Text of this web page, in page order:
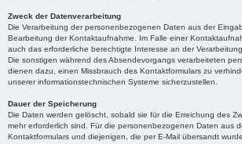
Zweck der Datenverarbeitung
Die Verarbeitung der personenbezogenen Daten aus der
Bearbeitung der Kontaktaufnahme. Im Falle einer
auch das erforderliche berechtigte Interesse an der
Die sonstigen während des Absendevorgangs verarbeiteten
dienen dazu, einen Missbrauch des Kontaktformulars zu
unserer informationstechnischen Systeme sicherzustellen.
Dauer der Speicherung
Die Daten werden gelöscht, sobald sie für die Erreichung des
mehr erforderlich sind. Für die personenbezogenen Daten aus
Kontaktformulars und diejenigen, die per E-Mail übersandt